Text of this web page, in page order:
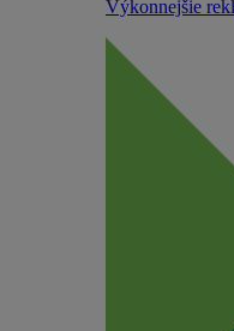
Výkonnejšie